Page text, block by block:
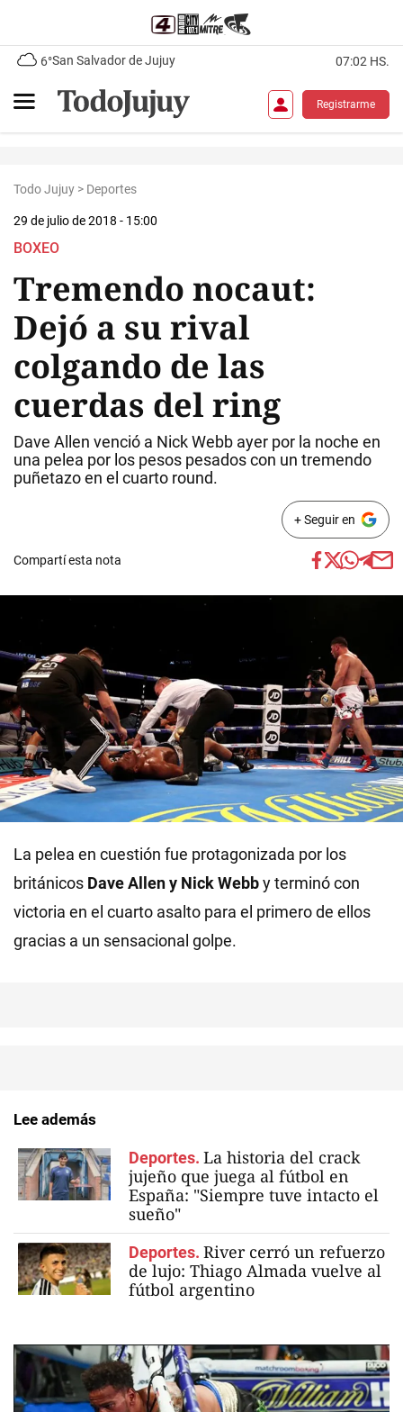
6°San Salvador de Jujuy 07:02 HS.
Registrarme
Todo Jujuy > Deportes
29 de julio de 2018 - 15:00
BOXEO
Tremendo nocaut:
Dejó a su rival
colgando de las
cuerdas del ring
Dave Allen venció a Nick Webb ayer por la noche en
una pelea por los pesos pesados con un tremendo
puñetazo en el cuarto round.
+ Seguir en
Compartí esta nota
La pelea en cuestión fue protagonizada por los
británicos Dave Allen y Nick Webby terminó con
victoria en el cuarto asalto para el primero de ellos
gracias a un sensacional golpe.
Lee además
Deportes. La historia del crack
jujeño que juega al fútbol en
España: "Siempre tuve intacto el
sueño"
Deportes. River cerró un refuerzo
de lujo: Thiago Almada vuelve al
fútbol argentino